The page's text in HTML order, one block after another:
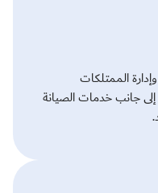
الممتلكات
على مدار 24 ساعة إلى جانب خدمات الصيانة